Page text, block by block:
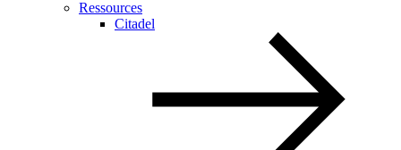
Ressources
Citadel